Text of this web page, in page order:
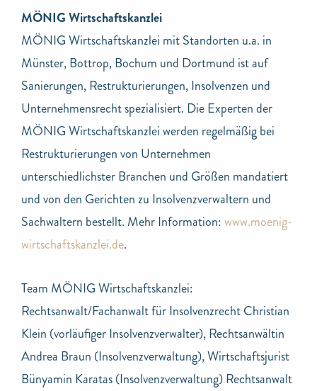
MÖNIG Wirtschaftskanzlei
MÖNIG Wirtschaftskanzlei mit Standorten u.a. in
Münster, Bottrop, Bochum und Dortmund ist auf
Sanierungen, Restrukturierungen, Insolvenzen und
Unternehmensrecht spezialisiert. Die Experten der
MÖNIG Wirtschaftskanzlei werden regelmäßig bei
Restrukturierungen von Unternehmen
unterschiedlichster Branchen und Größen mandatiert
und von den Gerichten zu Insolvenzverwaltern und
Sachwaltern bestellt. Mehr Information:www.moenig-
wirtschaftskanzlei.de.
Team MÖNIG Wirtschaftskanzlei:
Rechtsanwalt/Fachanwalt für Insolvenzrecht Christian
Klein (vorläufiger Insolvenzverwalter), Rechtsanwältin
Andrea Braun (Insolvenzverwaltung), Wirtschaftsjurist
Bünyamin Karatas (Insolvenzverwaltung) Rechtsanwalt